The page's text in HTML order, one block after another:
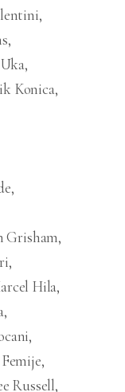
Konica
Grisham
Hila
Russell